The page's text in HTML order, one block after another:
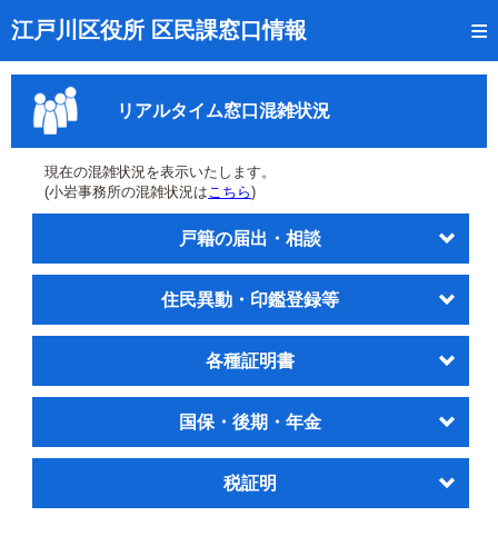
江戸川区役所 区民課窓口情報
トップページ
受付番号の呼出状況確認
証明書の交付状況確認
呼出状況のメール通知登録
事前予約の確認・取消
本サイトのご利用案内
リアルタイム窓口混雑状況
現在の混雑状況を表示いたします。
(小岩事務所の混雑状況はこちら)
戸籍の届出・相談
住民異動・印鑑登録等
各種証明書
国保・後期・年金
税証明